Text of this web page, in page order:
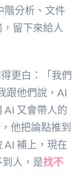
階分析、文件
留下來給人
更白：「我們
跟他們說，AI
AI 又會帶人的
他把論點推到
AI 補上，現在
人，是找不